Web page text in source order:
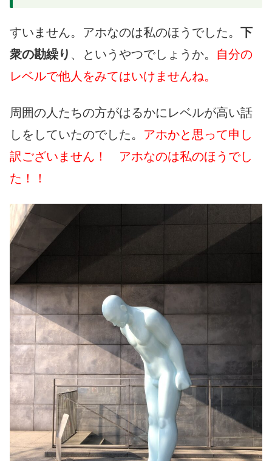
すいません。アホなのは私のほうでした。 下
衆の勘繰り 、というやつでしょうか。 自分の
レベルで他人をみてはいけませんね。
周囲の人たちの方がはるかにレベルが高い話
しをしていたのでした。 アホかと思って申し
訳ございません！ アホなのは私のほうでし
た！！